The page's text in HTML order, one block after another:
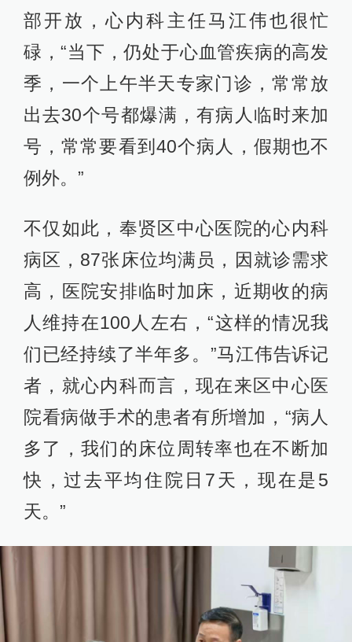
部开放，心内科主任马江伟也很忙
碌，“当下，仍处于心血管疾病的高发
季，一个上午半天专家门诊，常常放
出去30个号都爆满，有病人临时来加
号，常常要看到40个病人，假期也不
例外。”
不仅如此，奉贤区中心医院的心内科
病区，87张床位均满员，因就诊需求
高，医院安排临时加床，近期收的病
人维持在100人左右，“这样的情况我
们已经持续了半年多。”马江伟告诉记
者，就心内科而言，现在来区中心医
院看病做手术的患者有所增加，“病人
多了，我们的床位周转率也在不断加
快，过去平均住院日7天，现在是5
天。”